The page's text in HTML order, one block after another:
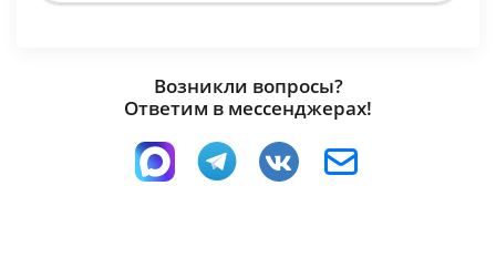
Возникли вопросы?
Ответим в мессенджерах!